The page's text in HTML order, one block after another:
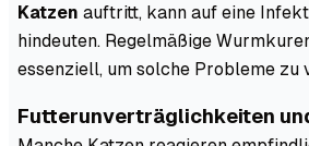
Katzen auftritt, kann auf eine
hindeuten. Regelmäßige
essenziell, um solche Probleme zu
Futterunverträglichkeiten